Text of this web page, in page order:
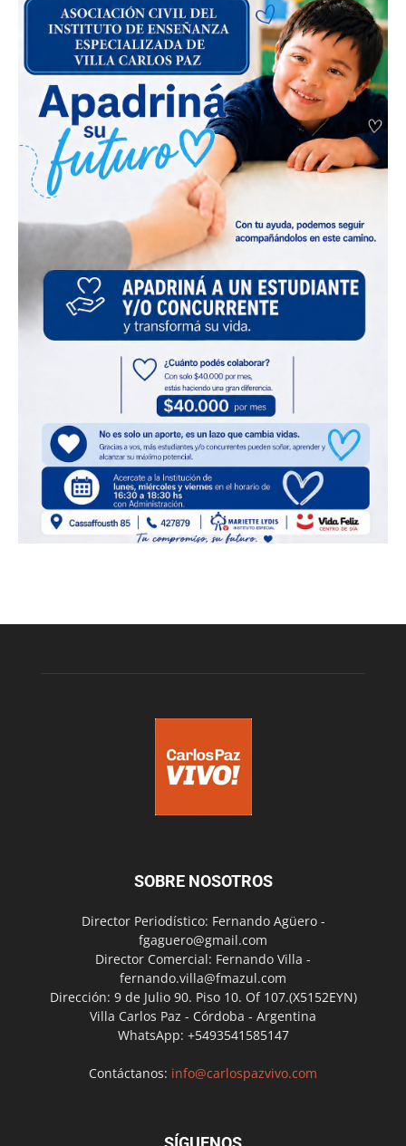
SOBRE NOSOTROS
Director Periodístico: Fernando Agüero -
fgaguero@gmail.com
Director Comercial: Fernando Villa -
fernando.villa@fmazul.com
Dirección: 9 de Julio 90. Piso 10. Of 107.(X5152EYN)
Villa Carlos Paz - Córdoba - Argentina
WhatsApp: +5493541585147
Contáctanos: info@carlospazvivo.com